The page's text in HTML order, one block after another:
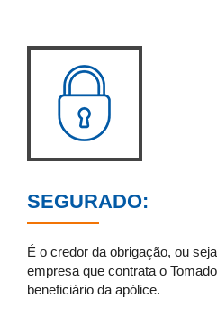
SEGURADO:
É o credor da obrigação, ou
empresa que contrata o
beneficiário da apólice.